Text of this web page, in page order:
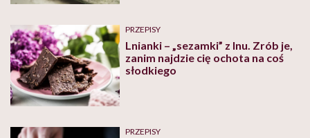
PRZEPISY
Lnianki – „sezamki” z lnu. Zrób je,
zanim najdzie cię ochota na coś
słodkiego
PRZEPISY